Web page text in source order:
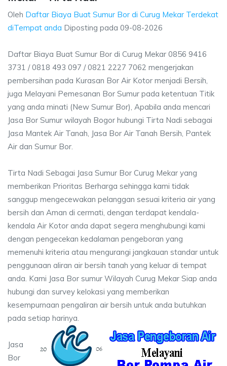
Oleh Daftar Biaya Buat Sumur Bor di Curug Mekar Terdekat
diTempat anda Diposting pada 09-08-2026
Daftar Biaya Buat Sumur Bor di Curug Mekar 0856 9416
3731 / 0818 493 097 / 0821 2227 7062 mengerjakan
pembersihan pada Kurasan Bor Air Kotor menjadi Bersih,
juga Melayani Pemesanan Bor Sumur pada ketentuan Titik
yang anda minati (New Sumur Bor), Apabila anda mencari
Jasa Bor Sumur wilayah Bogor hubungi Tirta Nadi sebagai
Jasa Mantek Air Tanah, Jasa Bor Air Tanah Bersih, Pantek
Air dan Sumur Bor.
Tirta Nadi Sebagai Jasa Sumur Bor Curug Mekar yang
memberikan Prioritas Berharga sehingga kami tidak
sanggup mengecewakan pelanggan sesuai kriteria air yang
bersih dan Aman di cermati, dengan terdapat kendala-
kendala Air Kotor anda dapat segera menghubungi kami
dengan pengecekan kedalaman pengeboran yang
memenuhi kriteria atau mengurangi jangkauan standar untuk
penggunaan aliran air bersih tanah yang keluar di tempat
anda. Kami Jasa Bor sumur Wilayah Curug Mekar Siap anda
hubungi dan survey kelokasi yang memberikan
kesempurnaan pengaliran air bersih untuk anda butuhkan
pada setiap harinya.
Jasa
Bor